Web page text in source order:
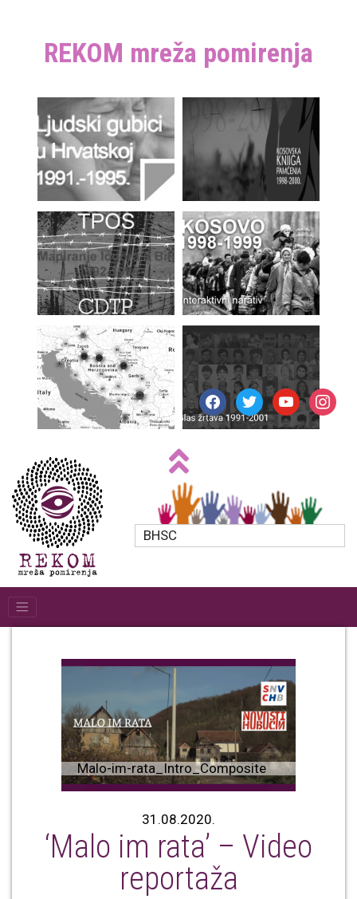
REKOM mreža pomirenja
BHSC
Malo-im-rata_Intro_Composite
31.08.2020.
‘Malo im rata’ – Video
reportaža
facebooktwitteryoutube